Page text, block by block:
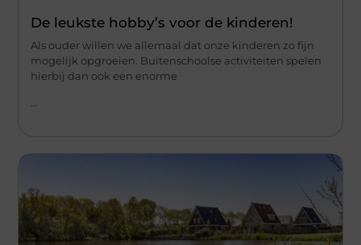
De leukste hobby’s voor de kinderen!
Als ouder willen we allemaal dat onze kinderen zo fijn
mogelijk opgroeien. Buitenschoolse activiteiten spelen
hierbij dan ook een enorme
...